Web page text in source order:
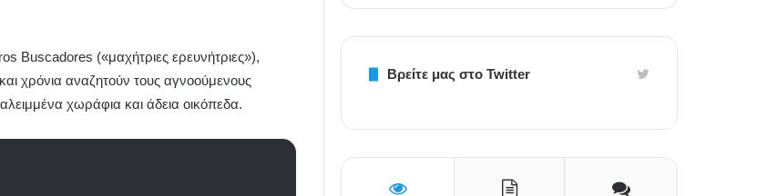
Buscadores («μαχήτριες ερευνήτριες»),
χρόνια αναζητούν τους αγνοούμενους
χωράφια και άδεια οικόπεδα.
Βρείτε μας στο Twitter